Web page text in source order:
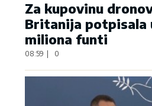
Za kupovinu
Britanija potpisala
miliona funti
08:59 | 0